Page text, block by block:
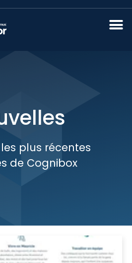
plus récentes
de Cognibox